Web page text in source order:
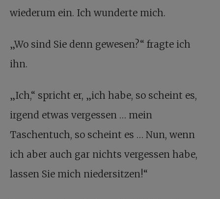
wiederum ein. Ich wunderte mich.
„Wo sind Sie denn gewesen?“ fragte ich
ihn.
„Ich,“ spricht er, „ich habe, so scheint es,
irgend etwas vergessen … mein
Taschentuch, so scheint es … Nun, wenn
ich aber auch gar nichts vergessen habe,
lassen Sie mich niedersitzen!“